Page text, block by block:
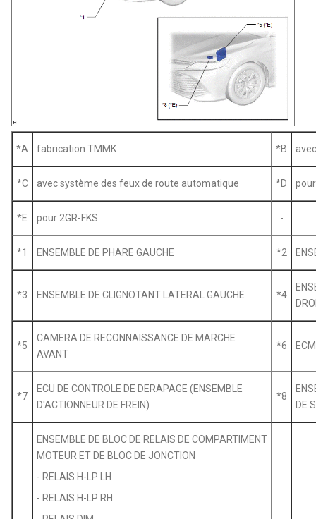
*A fabrication TMMK *B
*C avec système des feux de route automatique *D
*E pour 2GR-FKS -
*1 ENSEMBLE DE PHARE GAUCHE *2
*3 ENSEMBLE DE CLIGNOTANT LATERAL GAUCHE *4
*5
CAMERA DE RECONNAISSANCE DE MARCHE
AVANT
*6 ECM
*7
ECU DE CONTROLE DE DERAPAGE (ENSEMBLE
D'ACTIONNEUR DE FREIN)
*8
DE
ENSEMBLE DE BLOC DE RELAIS DE COMPARTIMENT
MOTEUR ET DE BLOC DE JONCTION
- RELAIS H-LP LH
- RELAIS H-LP RH